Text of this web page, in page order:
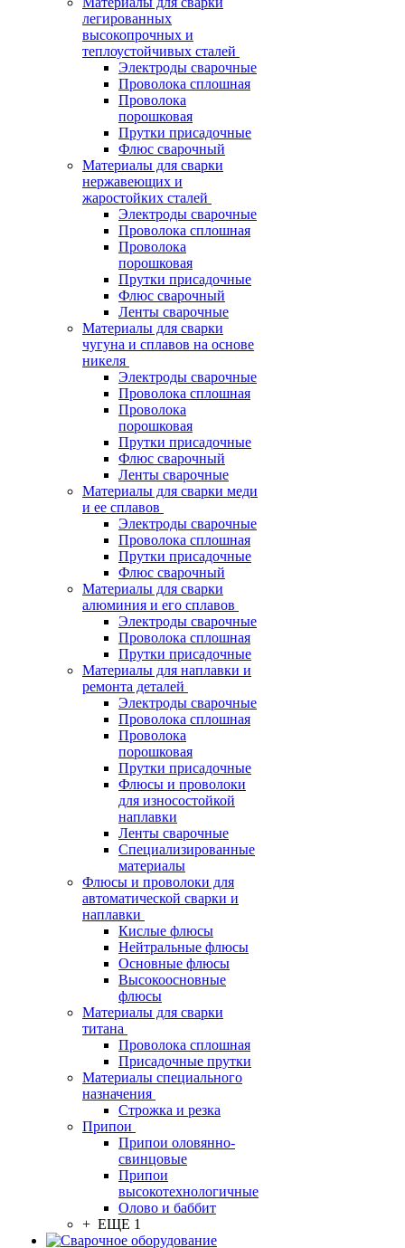
легированных
высокопрочных и
теплоустойчивых сталей
Электроды сварочные
Проволока сплошная
Проволока
порошковая
Прутки присадочные
Флюс сварочный
Материалы для сварки
нержавеющих и
жаростойких сталей
Электроды сварочные
Проволока сплошная
Проволока
порошковая
Прутки присадочные
Флюс сварочный
Ленты сварочные
Материалы для сварки
чугуна и сплавов на основе
никеля
Электроды сварочные
Проволока сплошная
Проволока
порошковая
Прутки присадочные
Флюс сварочный
Ленты сварочные
Материалы для сварки меди
и ее сплавов
Электроды сварочные
Проволока сплошная
Прутки присадочные
Флюс сварочный
Материалы для сварки
алюминия и его сплавов
Электроды сварочные
Проволока сплошная
Прутки присадочные
Материалы для наплавки и
ремонта деталей
Электроды сварочные
Проволока сплошная
Проволока
порошковая
Прутки присадочные
Флюсы и проволоки
для износостойкой
наплавки
Ленты сварочные
Специализированные
материалы
Флюсы и проволоки для
автоматической сварки и
наплавки
Кислые флюсы
Нейтральные флюсы
Основные флюсы
Высокоосновные
флюсы
Материалы для сварки
титана
Проволока сплошная
Присадочные прутки
Материалы специального
назначения
Строжка и резка
Припои
Припои оловянно-
свинцовые
Припои
высокотехнологичные
Олово и баббит
+ ЕЩЕ 1